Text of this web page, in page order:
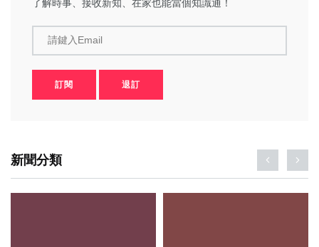
了解時事、接收新知、在家也能當個知識通！
請鍵入Email
訂閱 退訂
新聞分類